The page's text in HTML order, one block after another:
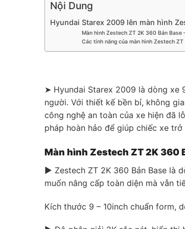
Nội Dung
Hyundai Starex 2009 lên màn hình
Màn hình Zestech ZT 2K 360 Bản Base
Các tính năng của màn hình Zestech
➤ Hyundai Starex 2009 là dòng xe
người. Với thiết kế bền bỉ, không
công nghệ an toàn của xe hiện đã
pháp hoàn hảo để giúp chiếc xe
Màn hình Zestech ZT 2K 360
▶ Zestech ZT 2K 360 Bản Base là
muốn nâng cấp toàn diện mà vẫn
Kích thước 9 – 10inch chuẩn form,